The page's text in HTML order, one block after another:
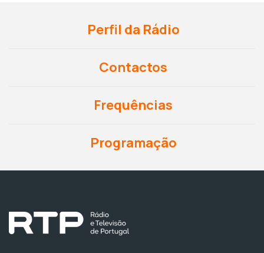
Perfil da Rádio
Contactos
Frequências
Programação